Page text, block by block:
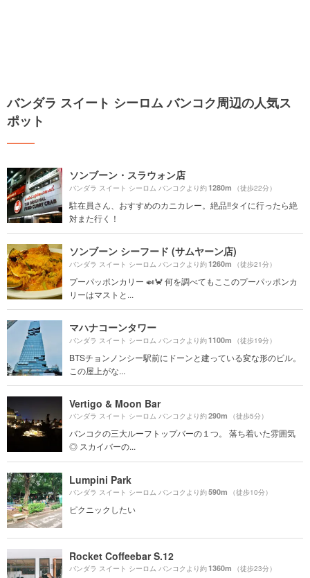
バンダラ スイート シーロム バンコク周辺の人気ス
ポット
ソンブーン・スラウォン店
バンダラ スイート シーロム バンコクより約1280m （徒歩22分）
駐在員さん、おすすめのカニカレー。絶品‼タイに行ったら絶
対また行く！
ソンブーン シーフード (サムヤーン店)
バンダラ スイート シーロム バンコクより約1260m （徒歩21分）
プーパッポンカリー 🍛🦀 何を調べてもここのプーパッポンカ
リーはマストと...
マハナコーンタワー
バンダラ スイート シーロム バンコクより約1100m （徒歩19分）
BTSチョンノンシー駅前にドーンと建っている変な形のビル。
この屋上がな...
Vertigo & Moon Bar
バンダラ スイート シーロム バンコクより約290m （徒歩5分）
バンコクの三大ルーフトップバーの１つ。 落ち着いた雰囲気
◎ スカイバーの...
Lumpini Park
バンダラ スイート シーロム バンコクより約590m （徒歩10分）
ピクニックしたい
Rocket Coffeebar S.12
バンダラ スイート シーロム バンコクより約1360m （徒歩23分）